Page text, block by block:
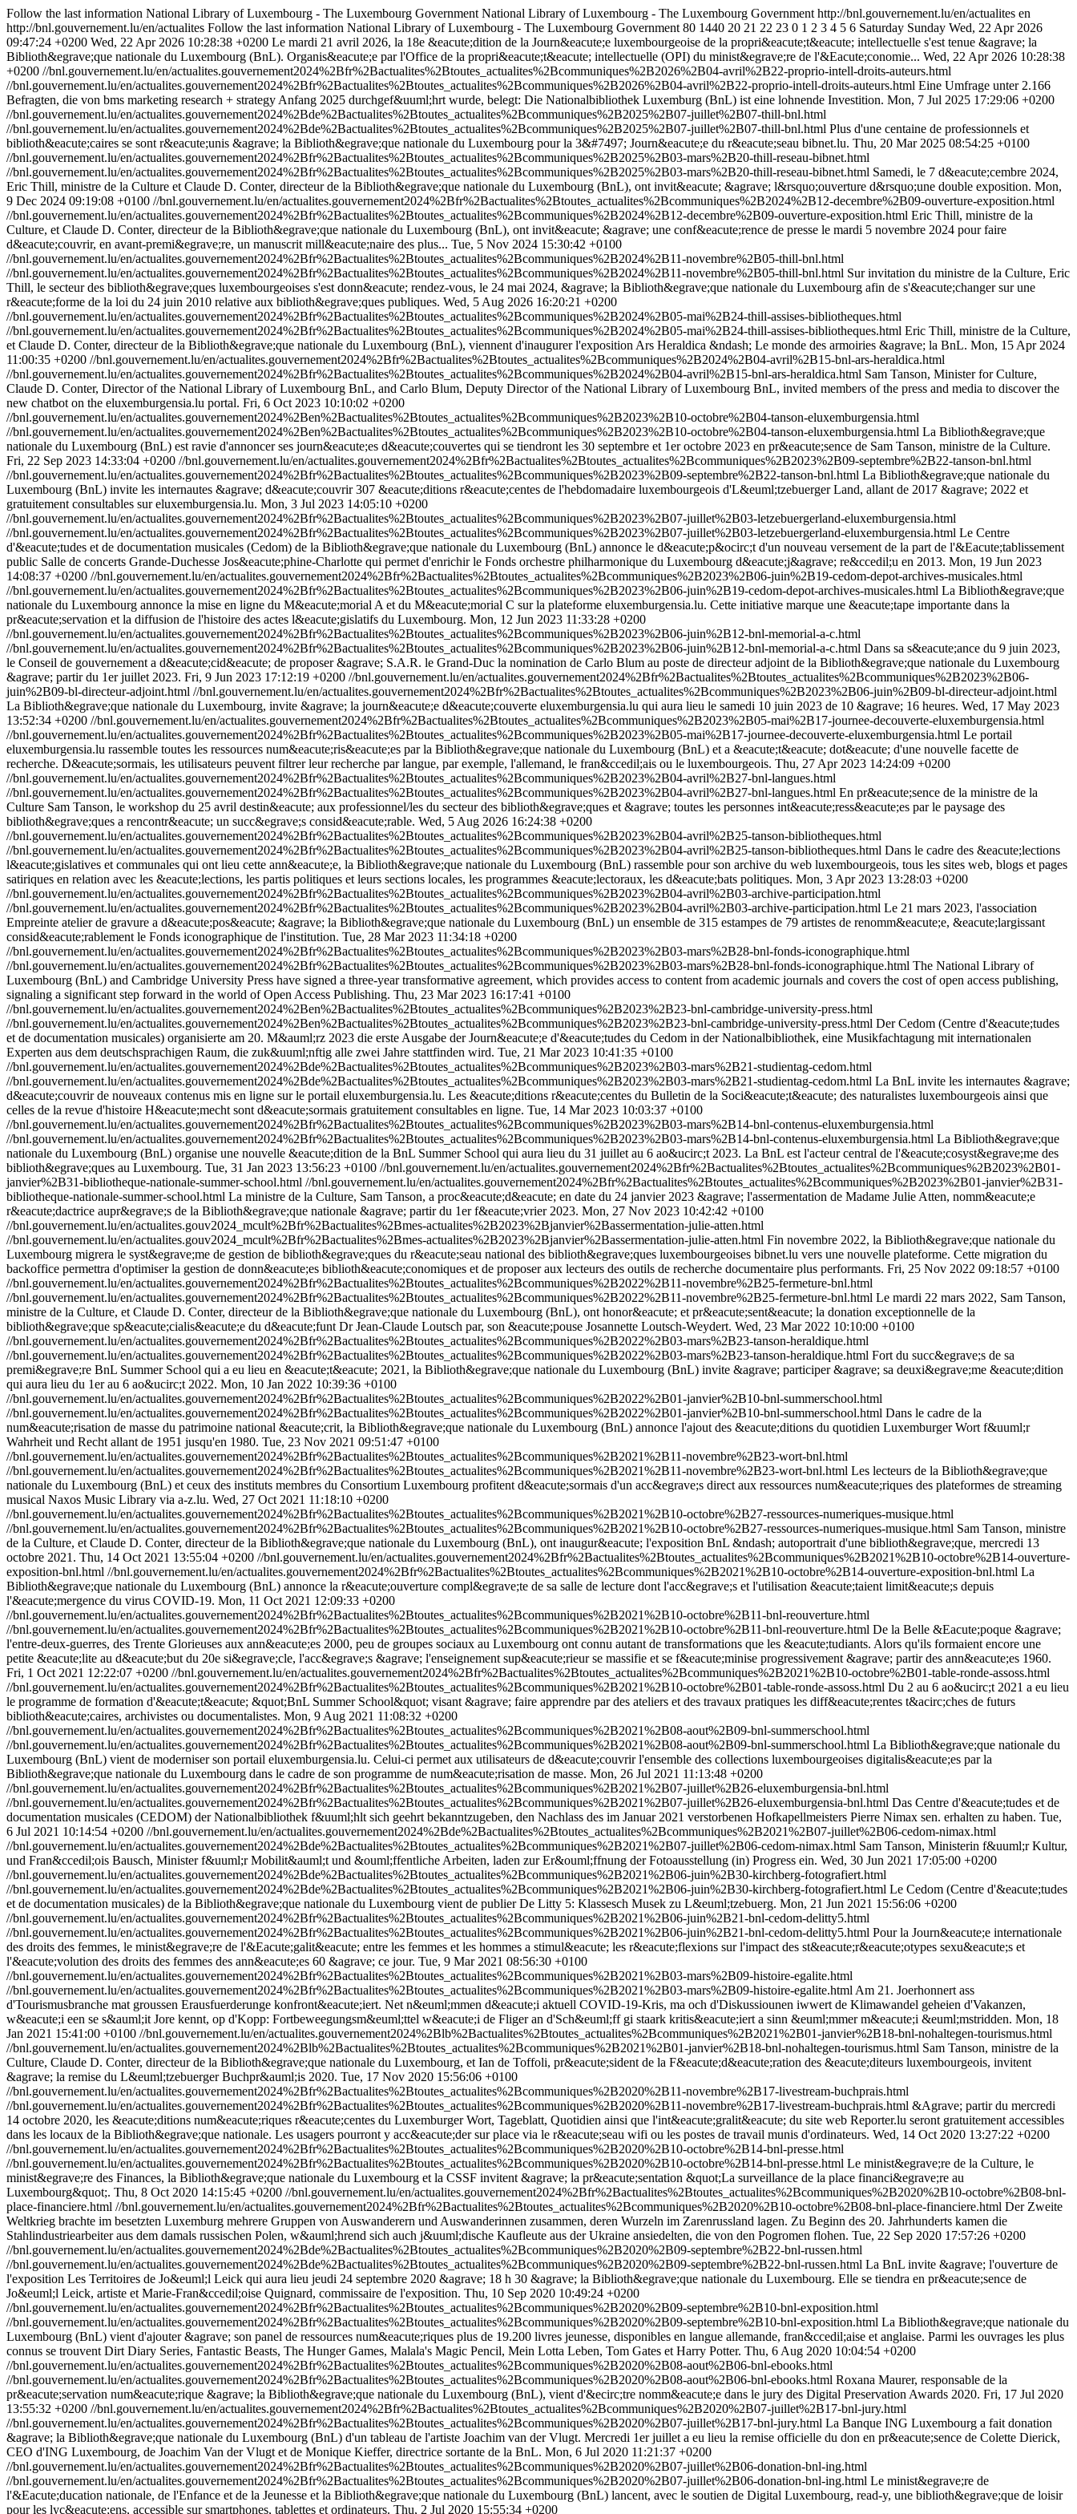
Follow the last information National Library of Luxembourg - The Luxembourg Government National Library of Luxembourg - The Luxembourg Government http://bnl.gouvernement.lu/en/actualites en
http://bnl.gouvernement.lu/en/actualites Follow the last information National Library of Luxembourg - The Luxembourg Government 80 1440 20 21 22 23 0 1 2 3 4 5 6 Saturday Sunday Wed, 22 Apr 2026
09:47:24 +0200 Wed, 22 Apr 2026 10:28:38 +0200 Le mardi 21 avril 2026, la 18e &eacute;dition de la Journ&eacute;e luxembourgeoise de la propri&eacute;t&eacute; intellectuelle s'est tenue &agrave; la
Biblioth&egrave;que nationale du Luxembourg (BnL). Organis&eacute;e par l'Office de la propri&eacute;t&eacute; intellectuelle (OPI) du minist&egrave;re de l'&Eacute;conomie... Wed, 22 Apr 2026 10:28:38
+0200 //bnl.gouvernement.lu/en/actualites.gouvernement2024%2Bfr%2Bactualites%2Btoutes_actualites%2Bcommuniques%2B2026%2B04-avril%2B22-proprio-intell-droits-auteurs.html
//bnl.gouvernement.lu/en/actualites.gouvernement2024%2Bfr%2Bactualites%2Btoutes_actualites%2Bcommuniques%2B2026%2B04-avril%2B22-proprio-intell-droits-auteurs.html Eine Umfrage unter 2.166
Befragten, die von bms marketing research + strategy Anfang 2025 durchgef&uuml;hrt wurde, belegt: Die Nationalbibliothek Luxemburg (BnL) ist eine lohnende Investition. Mon, 7 Jul 2025 17:29:06 +0200
//bnl.gouvernement.lu/en/actualites.gouvernement2024%2Bde%2Bactualites%2Btoutes_actualites%2Bcommuniques%2B2025%2B07-juillet%2B07-thill-bnl.html
//bnl.gouvernement.lu/en/actualites.gouvernement2024%2Bde%2Bactualites%2Btoutes_actualites%2Bcommuniques%2B2025%2B07-juillet%2B07-thill-bnl.html Plus d'une centaine de professionnels et
biblioth&eacute;caires se sont r&eacute;unis &agrave; la Biblioth&egrave;que nationale du Luxembourg pour la 3&#7497; Journ&eacute;e du r&eacute;seau bibnet.lu. Thu, 20 Mar 2025 08:54:25 +0100
//bnl.gouvernement.lu/en/actualites.gouvernement2024%2Bfr%2Bactualites%2Btoutes_actualites%2Bcommuniques%2B2025%2B03-mars%2B20-thill-reseau-bibnet.html
//bnl.gouvernement.lu/en/actualites.gouvernement2024%2Bfr%2Bactualites%2Btoutes_actualites%2Bcommuniques%2B2025%2B03-mars%2B20-thill-reseau-bibnet.html Samedi, le 7 d&eacute;cembre 2024,
Eric Thill, ministre de la Culture et Claude D. Conter, directeur de la Biblioth&egrave;que nationale du Luxembourg (BnL), ont invit&eacute; &agrave; l&rsquo;ouverture d&rsquo;une double exposition. Mon,
9 Dec 2024 09:19:08 +0100 //bnl.gouvernement.lu/en/actualites.gouvernement2024%2Bfr%2Bactualites%2Btoutes_actualites%2Bcommuniques%2B2024%2B12-decembre%2B09-ouverture-exposition.html
//bnl.gouvernement.lu/en/actualites.gouvernement2024%2Bfr%2Bactualites%2Btoutes_actualites%2Bcommuniques%2B2024%2B12-decembre%2B09-ouverture-exposition.html Eric Thill, ministre de la
Culture, et Claude D. Conter, directeur de la Biblioth&egrave;que nationale du Luxembourg (BnL), ont invit&eacute; &agrave; une conf&eacute;rence de presse le mardi 5 novembre 2024 pour faire
d&eacute;couvrir, en avant-premi&egrave;re, un manuscrit mill&eacute;naire des plus... Tue, 5 Nov 2024 15:30:42 +0100
//bnl.gouvernement.lu/en/actualites.gouvernement2024%2Bfr%2Bactualites%2Btoutes_actualites%2Bcommuniques%2B2024%2B11-novembre%2B05-thill-bnl.html
//bnl.gouvernement.lu/en/actualites.gouvernement2024%2Bfr%2Bactualites%2Btoutes_actualites%2Bcommuniques%2B2024%2B11-novembre%2B05-thill-bnl.html Sur invitation du ministre de la Culture, Eric
Thill, le secteur des biblioth&egrave;ques luxembourgeoises s'est donn&eacute; rendez-vous, le 24 mai 2024, &agrave; la Biblioth&egrave;que nationale du Luxembourg afin de s'&eacute;changer sur une
r&eacute;forme de la loi du 24 juin 2010 relative aux biblioth&egrave;ques publiques. Wed, 5 Aug 2026 16:20:21 +0200
//bnl.gouvernement.lu/en/actualites.gouvernement2024%2Bfr%2Bactualites%2Btoutes_actualites%2Bcommuniques%2B2024%2B05-mai%2B24-thill-assises-bibliotheques.html
//bnl.gouvernement.lu/en/actualites.gouvernement2024%2Bfr%2Bactualites%2Btoutes_actualites%2Bcommuniques%2B2024%2B05-mai%2B24-thill-assises-bibliotheques.html Eric Thill, ministre de la Culture,
et Claude D. Conter, directeur de la Biblioth&egrave;que nationale du Luxembourg (BnL), viennent d'inaugurer l'exposition Ars Heraldica &ndash; Le monde des armoiries &agrave; la BnL. Mon, 15 Apr 2024
11:00:35 +0200 //bnl.gouvernement.lu/en/actualites.gouvernement2024%2Bfr%2Bactualites%2Btoutes_actualites%2Bcommuniques%2B2024%2B04-avril%2B15-bnl-ars-heraldica.html
//bnl.gouvernement.lu/en/actualites.gouvernement2024%2Bfr%2Bactualites%2Btoutes_actualites%2Bcommuniques%2B2024%2B04-avril%2B15-bnl-ars-heraldica.html Sam Tanson, Minister for Culture,
Claude D. Conter, Director of the National Library of Luxembourg BnL, and Carlo Blum, Deputy Director of the National Library of Luxembourg BnL, invited members of the press and media to discover the
new chatbot on the eluxemburgensia.lu portal. Fri, 6 Oct 2023 10:10:02 +0200
//bnl.gouvernement.lu/en/actualites.gouvernement2024%2Ben%2Bactualites%2Btoutes_actualites%2Bcommuniques%2B2023%2B10-octobre%2B04-tanson-eluxemburgensia.html
//bnl.gouvernement.lu/en/actualites.gouvernement2024%2Ben%2Bactualites%2Btoutes_actualites%2Bcommuniques%2B2023%2B10-octobre%2B04-tanson-eluxemburgensia.html La Biblioth&egrave;que
nationale du Luxembourg (BnL) est ravie d'annoncer ses journ&eacute;es d&eacute;couvertes qui se tiendront les 30 septembre et 1er octobre 2023 en pr&eacute;sence de Sam Tanson, ministre de la Culture.
Fri, 22 Sep 2023 14:33:04 +0200 //bnl.gouvernement.lu/en/actualites.gouvernement2024%2Bfr%2Bactualites%2Btoutes_actualites%2Bcommuniques%2B2023%2B09-septembre%2B22-tanson-bnl.html
//bnl.gouvernement.lu/en/actualites.gouvernement2024%2Bfr%2Bactualites%2Btoutes_actualites%2Bcommuniques%2B2023%2B09-septembre%2B22-tanson-bnl.html La Biblioth&egrave;que nationale du
Luxembourg (BnL) invite les internautes &agrave; d&eacute;couvrir 307 &eacute;ditions r&eacute;centes de l'hebdomadaire luxembourgeois d'L&euml;tzebuerger Land, allant de 2017 &agrave; 2022 et
gratuitement consultables sur eluxemburgensia.lu. Mon, 3 Jul 2023 14:05:10 +0200
//bnl.gouvernement.lu/en/actualites.gouvernement2024%2Bfr%2Bactualites%2Btoutes_actualites%2Bcommuniques%2B2023%2B07-juillet%2B03-letzebuergerland-eluxemburgensia.html
//bnl.gouvernement.lu/en/actualites.gouvernement2024%2Bfr%2Bactualites%2Btoutes_actualites%2Bcommuniques%2B2023%2B07-juillet%2B03-letzebuergerland-eluxemburgensia.html Le Centre
d'&eacute;tudes et de documentation musicales (Cedom) de la Biblioth&egrave;que nationale du Luxembourg (BnL) annonce le d&eacute;p&ocirc;t d'un nouveau versement de la part de l'&Eacute;tablissement
public Salle de concerts Grande-Duchesse Jos&eacute;phine-Charlotte qui permet d'enrichir le Fonds orchestre philharmonique du Luxembourg d&eacute;j&agrave; re&ccedil;u en 2013. Mon, 19 Jun 2023
14:08:37 +0200 //bnl.gouvernement.lu/en/actualites.gouvernement2024%2Bfr%2Bactualites%2Btoutes_actualites%2Bcommuniques%2B2023%2B06-juin%2B19-cedom-depot-archives-musicales.html
//bnl.gouvernement.lu/en/actualites.gouvernement2024%2Bfr%2Bactualites%2Btoutes_actualites%2Bcommuniques%2B2023%2B06-juin%2B19-cedom-depot-archives-musicales.html La Biblioth&egrave;que
nationale du Luxembourg annonce la mise en ligne du M&eacute;morial A et du M&eacute;morial C sur la plateforme eluxemburgensia.lu. Cette initiative marque une &eacute;tape importante dans la
pr&eacute;servation et la diffusion de l'histoire des actes l&eacute;gislatifs du Luxembourg. Mon, 12 Jun 2023 11:33:28 +0200
//bnl.gouvernement.lu/en/actualites.gouvernement2024%2Bfr%2Bactualites%2Btoutes_actualites%2Bcommuniques%2B2023%2B06-juin%2B12-bnl-memorial-a-c.html
//bnl.gouvernement.lu/en/actualites.gouvernement2024%2Bfr%2Bactualites%2Btoutes_actualites%2Bcommuniques%2B2023%2B06-juin%2B12-bnl-memorial-a-c.html Dans sa s&eacute;ance du 9 juin 2023,
le Conseil de gouvernement a d&eacute;cid&eacute; de proposer &agrave; S.A.R. le Grand-Duc la nomination de Carlo Blum au poste de directeur adjoint de la Biblioth&egrave;que nationale du Luxembourg
&agrave; partir du 1er juillet 2023. Fri, 9 Jun 2023 17:12:19 +0200 //bnl.gouvernement.lu/en/actualites.gouvernement2024%2Bfr%2Bactualites%2Btoutes_actualites%2Bcommuniques%2B2023%2B06-
juin%2B09-bl-directeur-adjoint.html //bnl.gouvernement.lu/en/actualites.gouvernement2024%2Bfr%2Bactualites%2Btoutes_actualites%2Bcommuniques%2B2023%2B06-juin%2B09-bl-directeur-adjoint.html
La Biblioth&egrave;que nationale du Luxembourg, invite &agrave; la journ&eacute;e d&eacute;couverte eluxemburgensia.lu qui aura lieu le samedi 10 juin 2023 de 10 &agrave; 16 heures. Wed, 17 May 2023
13:52:34 +0200 //bnl.gouvernement.lu/en/actualites.gouvernement2024%2Bfr%2Bactualites%2Btoutes_actualites%2Bcommuniques%2B2023%2B05-mai%2B17-journee-decouverte-eluxemburgensia.html
//bnl.gouvernement.lu/en/actualites.gouvernement2024%2Bfr%2Bactualites%2Btoutes_actualites%2Bcommuniques%2B2023%2B05-mai%2B17-journee-decouverte-eluxemburgensia.html Le portail
eluxemburgensia.lu rassemble toutes les ressources num&eacute;ris&eacute;es par la Biblioth&egrave;que nationale du Luxembourg (BnL) et a &eacute;t&eacute; dot&eacute; d'une nouvelle facette de
recherche. D&eacute;sormais, les utilisateurs peuvent filtrer leur recherche par langue, par exemple, l'allemand, le fran&ccedil;ais ou le luxembourgeois. Thu, 27 Apr 2023 14:24:09 +0200
//bnl.gouvernement.lu/en/actualites.gouvernement2024%2Bfr%2Bactualites%2Btoutes_actualites%2Bcommuniques%2B2023%2B04-avril%2B27-bnl-langues.html
//bnl.gouvernement.lu/en/actualites.gouvernement2024%2Bfr%2Bactualites%2Btoutes_actualites%2Bcommuniques%2B2023%2B04-avril%2B27-bnl-langues.html En pr&eacute;sence de la ministre de la
Culture Sam Tanson, le workshop du 25 avril destin&eacute; aux professionnel/les du secteur des biblioth&egrave;ques et &agrave; toutes les personnes int&eacute;ress&eacute;es par le paysage des
biblioth&egrave;ques a rencontr&eacute; un succ&egrave;s consid&eacute;rable. Wed, 5 Aug 2026 16:24:38 +0200
//bnl.gouvernement.lu/en/actualites.gouvernement2024%2Bfr%2Bactualites%2Btoutes_actualites%2Bcommuniques%2B2023%2B04-avril%2B25-tanson-bibliotheques.html
//bnl.gouvernement.lu/en/actualites.gouvernement2024%2Bfr%2Bactualites%2Btoutes_actualites%2Bcommuniques%2B2023%2B04-avril%2B25-tanson-bibliotheques.html Dans le cadre des &eacute;lections
l&eacute;gislatives et communales qui ont lieu cette ann&eacute;e, la Biblioth&egrave;que nationale du Luxembourg (BnL) rassemble pour son archive du web luxembourgeois, tous les sites web, blogs et pages
satiriques en relation avec les &eacute;lections, les partis politiques et leurs sections locales, les programmes &eacute;lectoraux, les d&eacute;bats politiques. Mon, 3 Apr 2023 13:28:03 +0200
//bnl.gouvernement.lu/en/actualites.gouvernement2024%2Bfr%2Bactualites%2Btoutes_actualites%2Bcommuniques%2B2023%2B04-avril%2B03-archive-participation.html
//bnl.gouvernement.lu/en/actualites.gouvernement2024%2Bfr%2Bactualites%2Btoutes_actualites%2Bcommuniques%2B2023%2B04-avril%2B03-archive-participation.html Le 21 mars 2023, l'association
Empreinte atelier de gravure a d&eacute;pos&eacute; &agrave; la Biblioth&egrave;que nationale du Luxembourg (BnL) un ensemble de 315 estampes de 79 artistes de renomm&eacute;e, &eacute;largissant
consid&eacute;rablement le Fonds iconographique de l'institution. Tue, 28 Mar 2023 11:34:18 +0200
//bnl.gouvernement.lu/en/actualites.gouvernement2024%2Bfr%2Bactualites%2Btoutes_actualites%2Bcommuniques%2B2023%2B03-mars%2B28-bnl-fonds-iconographique.html
//bnl.gouvernement.lu/en/actualites.gouvernement2024%2Bfr%2Bactualites%2Btoutes_actualites%2Bcommuniques%2B2023%2B03-mars%2B28-bnl-fonds-iconographique.html The National Library of
Luxembourg (BnL) and Cambridge University Press have signed a three-year transformative agreement, which provides access to content from academic journals and covers the cost of open access publishing,
signaling a significant step forward in the world of Open Access Publishing. Thu, 23 Mar 2023 16:17:41 +0100
//bnl.gouvernement.lu/en/actualites.gouvernement2024%2Ben%2Bactualites%2Btoutes_actualites%2Bcommuniques%2B2023%2B23-bnl-cambridge-university-press.html
//bnl.gouvernement.lu/en/actualites.gouvernement2024%2Ben%2Bactualites%2Btoutes_actualites%2Bcommuniques%2B2023%2B23-bnl-cambridge-university-press.html Der Cedom (Centre d'&eacute;tudes
et de documentation musicales) organisierte am 20. M&auml;rz 2023 die erste Ausgabe der Journ&eacute;e d'&eacute;tudes du Cedom in der Nationalbibliothek, eine Musikfachtagung mit internationalen
Experten aus dem deutschsprachigen Raum, die zuk&uuml;nftig alle zwei Jahre stattfinden wird. Tue, 21 Mar 2023 10:41:35 +0100
//bnl.gouvernement.lu/en/actualites.gouvernement2024%2Bde%2Bactualites%2Btoutes_actualites%2Bcommuniques%2B2023%2B03-mars%2B21-studientag-cedom.html
//bnl.gouvernement.lu/en/actualites.gouvernement2024%2Bde%2Bactualites%2Btoutes_actualites%2Bcommuniques%2B2023%2B03-mars%2B21-studientag-cedom.html La BnL invite les internautes &agrave;
d&eacute;couvrir de nouveaux contenus mis en ligne sur le portail eluxemburgensia.lu. Les &eacute;ditions r&eacute;centes du Bulletin de la Soci&eacute;t&eacute; des naturalistes luxembourgeois ainsi que
celles de la revue d'histoire H&eacute;mecht sont d&eacute;sormais gratuitement consultables en ligne. Tue, 14 Mar 2023 10:03:37 +0100
//bnl.gouvernement.lu/en/actualites.gouvernement2024%2Bfr%2Bactualites%2Btoutes_actualites%2Bcommuniques%2B2023%2B03-mars%2B14-bnl-contenus-eluxemburgensia.html
//bnl.gouvernement.lu/en/actualites.gouvernement2024%2Bfr%2Bactualites%2Btoutes_actualites%2Bcommuniques%2B2023%2B03-mars%2B14-bnl-contenus-eluxemburgensia.html La Biblioth&egrave;que
nationale du Luxembourg (BnL) organise une nouvelle &eacute;dition de la BnL Summer School qui aura lieu du 31 juillet au 6 ao&ucirc;t 2023. La BnL est l'acteur central de l'&eacute;cosyst&egrave;me des
biblioth&egrave;ques au Luxembourg. Tue, 31 Jan 2023 13:56:23 +0100 //bnl.gouvernement.lu/en/actualites.gouvernement2024%2Bfr%2Bactualites%2Btoutes_actualites%2Bcommuniques%2B2023%2B01-
janvier%2B31-bibliotheque-nationale-summer-school.html //bnl.gouvernement.lu/en/actualites.gouvernement2024%2Bfr%2Bactualites%2Btoutes_actualites%2Bcommuniques%2B2023%2B01-janvier%2B31-
bibliotheque-nationale-summer-school.html La ministre de la Culture, Sam Tanson, a proc&eacute;d&eacute; en date du 24 janvier 2023 &agrave; l'assermentation de Madame Julie Atten, nomm&eacute;e
r&eacute;dactrice aupr&egrave;s de la Biblioth&egrave;que nationale &agrave; partir du 1er f&eacute;vrier 2023. Mon, 27 Nov 2023 10:42:42 +0100
//bnl.gouvernement.lu/en/actualites.gouv2024_mcult%2Bfr%2Bactualites%2Bmes-actualites%2B2023%2Bjanvier%2Bassermentation-julie-atten.html
//bnl.gouvernement.lu/en/actualites.gouv2024_mcult%2Bfr%2Bactualites%2Bmes-actualites%2B2023%2Bjanvier%2Bassermentation-julie-atten.html Fin novembre 2022, la Biblioth&egrave;que nationale du
Luxembourg migrera le syst&egrave;me de gestion de biblioth&egrave;ques du r&eacute;seau national des biblioth&egrave;ques luxembourgeoises bibnet.lu vers une nouvelle plateforme. Cette migration du
backoffice permettra d'optimiser la gestion de donn&eacute;es biblioth&eacute;conomiques et de proposer aux lecteurs des outils de recherche documentaire plus performants. Fri, 25 Nov 2022 09:18:57 +0100
//bnl.gouvernement.lu/en/actualites.gouvernement2024%2Bfr%2Bactualites%2Btoutes_actualites%2Bcommuniques%2B2022%2B11-novembre%2B25-fermeture-bnl.html
//bnl.gouvernement.lu/en/actualites.gouvernement2024%2Bfr%2Bactualites%2Btoutes_actualites%2Bcommuniques%2B2022%2B11-novembre%2B25-fermeture-bnl.html Le mardi 22 mars 2022, Sam Tanson,
ministre de la Culture, et Claude D. Conter, directeur de la Biblioth&egrave;que nationale du Luxembourg (BnL), ont honor&eacute; et pr&eacute;sent&eacute; la donation exceptionnelle de la
biblioth&egrave;que sp&eacute;cialis&eacute;e du d&eacute;funt Dr Jean-Claude Loutsch par, son &eacute;pouse Josannette Loutsch-Weydert. Wed, 23 Mar 2022 10:10:00 +0100
//bnl.gouvernement.lu/en/actualites.gouvernement2024%2Bfr%2Bactualites%2Btoutes_actualites%2Bcommuniques%2B2022%2B03-mars%2B23-tanson-heraldique.html
//bnl.gouvernement.lu/en/actualites.gouvernement2024%2Bfr%2Bactualites%2Btoutes_actualites%2Bcommuniques%2B2022%2B03-mars%2B23-tanson-heraldique.html Fort du succ&egrave;s de sa
premi&egrave;re BnL Summer School qui a eu lieu en &eacute;t&eacute; 2021, la Biblioth&egrave;que nationale du Luxembourg (BnL) invite &agrave; participer &agrave; sa deuxi&egrave;me &eacute;dition
qui aura lieu du 1er au 6 ao&ucirc;t 2022. Mon, 10 Jan 2022 10:39:36 +0100
//bnl.gouvernement.lu/en/actualites.gouvernement2024%2Bfr%2Bactualites%2Btoutes_actualites%2Bcommuniques%2B2022%2B01-janvier%2B10-bnl-summerschool.html
//bnl.gouvernement.lu/en/actualites.gouvernement2024%2Bfr%2Bactualites%2Btoutes_actualites%2Bcommuniques%2B2022%2B01-janvier%2B10-bnl-summerschool.html Dans le cadre de la
num&eacute;risation de masse du patrimoine national &eacute;crit, la Biblioth&egrave;que nationale du Luxembourg (BnL) annonce l'ajout des &eacute;ditions du quotidien Luxemburger Wort f&uuml;r
Wahrheit und Recht allant de 1951 jusqu'en 1980. Tue, 23 Nov 2021 09:51:47 +0100
//bnl.gouvernement.lu/en/actualites.gouvernement2024%2Bfr%2Bactualites%2Btoutes_actualites%2Bcommuniques%2B2021%2B11-novembre%2B23-wort-bnl.html
//bnl.gouvernement.lu/en/actualites.gouvernement2024%2Bfr%2Bactualites%2Btoutes_actualites%2Bcommuniques%2B2021%2B11-novembre%2B23-wort-bnl.html Les lecteurs de la Biblioth&egrave;que
nationale du Luxembourg (BnL) et ceux des instituts membres du Consortium Luxembourg profitent d&eacute;sormais d'un acc&egrave;s direct aux ressources num&eacute;riques des plateformes de streaming
musical Naxos Music Library via a-z.lu. Wed, 27 Oct 2021 11:18:10 +0200
//bnl.gouvernement.lu/en/actualites.gouvernement2024%2Bfr%2Bactualites%2Btoutes_actualites%2Bcommuniques%2B2021%2B10-octobre%2B27-ressources-numeriques-musique.html
//bnl.gouvernement.lu/en/actualites.gouvernement2024%2Bfr%2Bactualites%2Btoutes_actualites%2Bcommuniques%2B2021%2B10-octobre%2B27-ressources-numeriques-musique.html Sam Tanson, ministre
de la Culture, et Claude D. Conter, directeur de la Biblioth&egrave;que nationale du Luxembourg (BnL), ont inaugur&eacute; l'exposition BnL &ndash; autoportrait d'une biblioth&egrave;que, mercredi 13
octobre 2021. Thu, 14 Oct 2021 13:55:04 +0200 //bnl.gouvernement.lu/en/actualites.gouvernement2024%2Bfr%2Bactualites%2Btoutes_actualites%2Bcommuniques%2B2021%2B10-octobre%2B14-ouverture-
exposition-bnl.html //bnl.gouvernement.lu/en/actualites.gouvernement2024%2Bfr%2Bactualites%2Btoutes_actualites%2Bcommuniques%2B2021%2B10-octobre%2B14-ouverture-exposition-bnl.html La
Biblioth&egrave;que nationale du Luxembourg (BnL) annonce la r&eacute;ouverture compl&egrave;te de sa salle de lecture dont l'acc&egrave;s et l'utilisation &eacute;taient limit&eacute;s depuis
l'&eacute;mergence du virus COVID-19. Mon, 11 Oct 2021 12:09:33 +0200
//bnl.gouvernement.lu/en/actualites.gouvernement2024%2Bfr%2Bactualites%2Btoutes_actualites%2Bcommuniques%2B2021%2B10-octobre%2B11-bnl-reouverture.html
//bnl.gouvernement.lu/en/actualites.gouvernement2024%2Bfr%2Bactualites%2Btoutes_actualites%2Bcommuniques%2B2021%2B10-octobre%2B11-bnl-reouverture.html De la Belle &Eacute;poque &agrave;
l'entre-deux-guerres, des Trente Glorieuses aux ann&eacute;es 2000, peu de groupes sociaux au Luxembourg ont connu autant de transformations que les &eacute;tudiants. Alors qu'ils formaient encore une
petite &eacute;lite au d&eacute;but du 20e si&egrave;cle, l'acc&egrave;s &agrave; l'enseignement sup&eacute;rieur se massifie et se f&eacute;minise progressivement &agrave; partir des ann&eacute;es 1960.
Fri, 1 Oct 2021 12:22:07 +0200 //bnl.gouvernement.lu/en/actualites.gouvernement2024%2Bfr%2Bactualites%2Btoutes_actualites%2Bcommuniques%2B2021%2B10-octobre%2B01-table-ronde-assoss.html
//bnl.gouvernement.lu/en/actualites.gouvernement2024%2Bfr%2Bactualites%2Btoutes_actualites%2Bcommuniques%2B2021%2B10-octobre%2B01-table-ronde-assoss.html Du 2 au 6 ao&ucirc;t 2021 a eu lieu
le programme de formation d'&eacute;t&eacute; &quot;BnL Summer School&quot; visant &agrave; faire apprendre par des ateliers et des travaux pratiques les diff&eacute;rentes t&acirc;ches de futurs
biblioth&eacute;caires, archivistes ou documentalistes. Mon, 9 Aug 2021 11:08:32 +0200
//bnl.gouvernement.lu/en/actualites.gouvernement2024%2Bfr%2Bactualites%2Btoutes_actualites%2Bcommuniques%2B2021%2B08-aout%2B09-bnl-summerschool.html
//bnl.gouvernement.lu/en/actualites.gouvernement2024%2Bfr%2Bactualites%2Btoutes_actualites%2Bcommuniques%2B2021%2B08-aout%2B09-bnl-summerschool.html La Biblioth&egrave;que nationale du
Luxembourg (BnL) vient de moderniser son portail eluxemburgensia.lu. Celui-ci permet aux utilisateurs de d&eacute;couvrir l'ensemble des collections luxembourgeoises digitalis&eacute;es par la
Biblioth&egrave;que nationale du Luxembourg dans le cadre de son programme de num&eacute;risation de masse. Mon, 26 Jul 2021 11:13:48 +0200
//bnl.gouvernement.lu/en/actualites.gouvernement2024%2Bfr%2Bactualites%2Btoutes_actualites%2Bcommuniques%2B2021%2B07-juillet%2B26-eluxemburgensia-bnl.html
//bnl.gouvernement.lu/en/actualites.gouvernement2024%2Bfr%2Bactualites%2Btoutes_actualites%2Bcommuniques%2B2021%2B07-juillet%2B26-eluxemburgensia-bnl.html Das Centre d'&eacute;tudes et de
documentation musicales (CEDOM) der Nationalbibliothek f&uuml;hlt sich geehrt bekanntzugeben, den Nachlass des im Januar 2021 verstorbenen Hofkapellmeisters Pierre Nimax sen. erhalten zu haben. Tue,
6 Jul 2021 10:14:54 +0200 //bnl.gouvernement.lu/en/actualites.gouvernement2024%2Bde%2Bactualites%2Btoutes_actualites%2Bcommuniques%2B2021%2B07-juillet%2B06-cedom-nimax.html
//bnl.gouvernement.lu/en/actualites.gouvernement2024%2Bde%2Bactualites%2Btoutes_actualites%2Bcommuniques%2B2021%2B07-juillet%2B06-cedom-nimax.html Sam Tanson, Ministerin f&uuml;r Kultur,
und Fran&ccedil;ois Bausch, Minister f&uuml;r Mobilit&auml;t und &ouml;ffentliche Arbeiten, laden zur Er&ouml;ffnung der Fotoausstellung (in) Progress ein. Wed, 30 Jun 2021 17:05:00 +0200
//bnl.gouvernement.lu/en/actualites.gouvernement2024%2Bde%2Bactualites%2Btoutes_actualites%2Bcommuniques%2B2021%2B06-juin%2B30-kirchberg-fotografiert.html
//bnl.gouvernement.lu/en/actualites.gouvernement2024%2Bde%2Bactualites%2Btoutes_actualites%2Bcommuniques%2B2021%2B06-juin%2B30-kirchberg-fotografiert.html Le Cedom (Centre d'&eacute;tudes
et de documentation musicales) de la Biblioth&egrave;que nationale du Luxembourg vient de publier De Litty 5: Klassesch Musek zu L&euml;tzebuerg. Mon, 21 Jun 2021 15:56:06 +0200
//bnl.gouvernement.lu/en/actualites.gouvernement2024%2Bfr%2Bactualites%2Btoutes_actualites%2Bcommuniques%2B2021%2B06-juin%2B21-bnl-cedom-delitty5.html
//bnl.gouvernement.lu/en/actualites.gouvernement2024%2Bfr%2Bactualites%2Btoutes_actualites%2Bcommuniques%2B2021%2B06-juin%2B21-bnl-cedom-delitty5.html Pour la Journ&eacute;e internationale
des droits des femmes, le minist&egrave;re de l'&Eacute;galit&eacute; entre les femmes et les hommes a stimul&eacute; les r&eacute;flexions sur l'impact des st&eacute;r&eacute;otypes sexu&eacute;s et
l'&eacute;volution des droits des femmes des ann&eacute;es 60 &agrave; ce jour. Tue, 9 Mar 2021 08:56:30 +0100
//bnl.gouvernement.lu/en/actualites.gouvernement2024%2Bfr%2Bactualites%2Btoutes_actualites%2Bcommuniques%2B2021%2B03-mars%2B09-histoire-egalite.html
//bnl.gouvernement.lu/en/actualites.gouvernement2024%2Bfr%2Bactualites%2Btoutes_actualites%2Bcommuniques%2B2021%2B03-mars%2B09-histoire-egalite.html Am 21. Joerhonnert ass
d'Tourismusbranche mat groussen Erausfuerderunge konfront&eacute;iert. Net n&euml;mmen d&eacute;i aktuell COVID-19-Kris, ma och d'Diskussiounen iwwert de Klimawandel geheien d'Vakanzen,
w&eacute;i een se s&auml;it Jore kennt, op d'Kopp: Fortbeweegungsm&euml;ttel w&eacute;i de Fliger an d'Sch&euml;ff gi staark kritis&eacute;iert a sinn &euml;mmer m&eacute;i &euml;mstridden. Mon, 18
Jan 2021 15:41:00 +0100 //bnl.gouvernement.lu/en/actualites.gouvernement2024%2Blb%2Bactualites%2Btoutes_actualites%2Bcommuniques%2B2021%2B01-janvier%2B18-bnl-nohaltegen-tourismus.html
//bnl.gouvernement.lu/en/actualites.gouvernement2024%2Blb%2Bactualites%2Btoutes_actualites%2Bcommuniques%2B2021%2B01-janvier%2B18-bnl-nohaltegen-tourismus.html Sam Tanson, ministre de la
Culture, Claude D. Conter, directeur de la Biblioth&egrave;que nationale du Luxembourg, et Ian de Toffoli, pr&eacute;sident de la F&eacute;d&eacute;ration des &eacute;diteurs luxembourgeois, invitent
&agrave; la remise du L&euml;tzebuerger Buchpr&auml;is 2020. Tue, 17 Nov 2020 15:56:06 +0100
//bnl.gouvernement.lu/en/actualites.gouvernement2024%2Bfr%2Bactualites%2Btoutes_actualites%2Bcommuniques%2B2020%2B11-novembre%2B17-livestream-buchprais.html
//bnl.gouvernement.lu/en/actualites.gouvernement2024%2Bfr%2Bactualites%2Btoutes_actualites%2Bcommuniques%2B2020%2B11-novembre%2B17-livestream-buchprais.html &Agrave; partir du mercredi
14 octobre 2020, les &eacute;ditions num&eacute;riques r&eacute;centes du Luxemburger Wort, Tageblatt, Quotidien ainsi que l'int&eacute;gralit&eacute; du site web Reporter.lu seront gratuitement accessibles
dans les locaux de la Biblioth&egrave;que nationale. Les usagers pourront y acc&eacute;der sur place via le r&eacute;seau wifi ou les postes de travail munis d'ordinateurs. Wed, 14 Oct 2020 13:27:22 +0200
//bnl.gouvernement.lu/en/actualites.gouvernement2024%2Bfr%2Bactualites%2Btoutes_actualites%2Bcommuniques%2B2020%2B10-octobre%2B14-bnl-presse.html
//bnl.gouvernement.lu/en/actualites.gouvernement2024%2Bfr%2Bactualites%2Btoutes_actualites%2Bcommuniques%2B2020%2B10-octobre%2B14-bnl-presse.html Le minist&egrave;re de la Culture, le
minist&egrave;re des Finances, la Biblioth&egrave;que nationale du Luxembourg et la CSSF invitent &agrave; la pr&eacute;sentation &quot;La surveillance de la place financi&egrave;re au
Luxembourg&quot;. Thu, 8 Oct 2020 14:15:45 +0200 //bnl.gouvernement.lu/en/actualites.gouvernement2024%2Bfr%2Bactualites%2Btoutes_actualites%2Bcommuniques%2B2020%2B10-octobre%2B08-bnl-
place-financiere.html //bnl.gouvernement.lu/en/actualites.gouvernement2024%2Bfr%2Bactualites%2Btoutes_actualites%2Bcommuniques%2B2020%2B10-octobre%2B08-bnl-place-financiere.html Der Zweite
Weltkrieg brachte im besetzten Luxemburg mehrere Gruppen von Auswanderern und Auswanderinnen zusammen, deren Wurzeln im Zarenrussland lagen. Zu Beginn des 20. Jahrhunderts kamen die
Stahlindustriearbeiter aus dem damals russischen Polen, w&auml;hrend sich auch j&uuml;dische Kaufleute aus der Ukraine ansiedelten, die von den Pogromen flohen. Tue, 22 Sep 2020 17:57:26 +0200
//bnl.gouvernement.lu/en/actualites.gouvernement2024%2Bde%2Bactualites%2Btoutes_actualites%2Bcommuniques%2B2020%2B09-septembre%2B22-bnl-russen.html
//bnl.gouvernement.lu/en/actualites.gouvernement2024%2Bde%2Bactualites%2Btoutes_actualites%2Bcommuniques%2B2020%2B09-septembre%2B22-bnl-russen.html La BnL invite &agrave; l'ouverture de
l'exposition Les Territoires de Jo&euml;l Leick qui aura lieu jeudi 24 septembre 2020 &agrave; 18 h 30 &agrave; la Biblioth&egrave;que nationale du Luxembourg. Elle se tiendra en pr&eacute;sence de
Jo&euml;l Leick, artiste et Marie-Fran&ccedil;oise Quignard, commissaire de l'exposition. Thu, 10 Sep 2020 10:49:24 +0200
//bnl.gouvernement.lu/en/actualites.gouvernement2024%2Bfr%2Bactualites%2Btoutes_actualites%2Bcommuniques%2B2020%2B09-septembre%2B10-bnl-exposition.html
//bnl.gouvernement.lu/en/actualites.gouvernement2024%2Bfr%2Bactualites%2Btoutes_actualites%2Bcommuniques%2B2020%2B09-septembre%2B10-bnl-exposition.html La Biblioth&egrave;que nationale du
Luxembourg (BnL) vient d'ajouter &agrave; son panel de ressources num&eacute;riques plus de 19.200 livres jeunesse, disponibles en langue allemande, fran&ccedil;aise et anglaise. Parmi les ouvrages les plus
connus se trouvent Dirt Diary Series, Fantastic Beasts, The Hunger Games, Malala's Magic Pencil, Mein Lotta Leben, Tom Gates et Harry Potter. Thu, 6 Aug 2020 10:04:54 +0200
//bnl.gouvernement.lu/en/actualites.gouvernement2024%2Bfr%2Bactualites%2Btoutes_actualites%2Bcommuniques%2B2020%2B08-aout%2B06-bnl-ebooks.html
//bnl.gouvernement.lu/en/actualites.gouvernement2024%2Bfr%2Bactualites%2Btoutes_actualites%2Bcommuniques%2B2020%2B08-aout%2B06-bnl-ebooks.html Roxana Maurer, responsable de la
pr&eacute;servation num&eacute;rique &agrave; la Biblioth&egrave;que nationale du Luxembourg (BnL), vient d'&ecirc;tre nomm&eacute;e dans le jury des Digital Preservation Awards 2020. Fri, 17 Jul 2020
13:55:32 +0200 //bnl.gouvernement.lu/en/actualites.gouvernement2024%2Bfr%2Bactualites%2Btoutes_actualites%2Bcommuniques%2B2020%2B07-juillet%2B17-bnl-jury.html
//bnl.gouvernement.lu/en/actualites.gouvernement2024%2Bfr%2Bactualites%2Btoutes_actualites%2Bcommuniques%2B2020%2B07-juillet%2B17-bnl-jury.html La Banque ING Luxembourg a fait donation
&agrave; la Biblioth&egrave;que nationale du Luxembourg (BnL) d'un tableau de l'artiste Joachim van der Vlugt. Mercredi 1er juillet a eu lieu la remise officielle du don en pr&eacute;sence de Colette Dierick,
CEO d'ING Luxembourg, de Joachim Van der Vlugt et de Monique Kieffer, directrice sortante de la BnL. Mon, 6 Jul 2020 11:21:37 +0200
//bnl.gouvernement.lu/en/actualites.gouvernement2024%2Bfr%2Bactualites%2Btoutes_actualites%2Bcommuniques%2B2020%2B07-juillet%2B06-donation-bnl-ing.html
//bnl.gouvernement.lu/en/actualites.gouvernement2024%2Bfr%2Bactualites%2Btoutes_actualites%2Bcommuniques%2B2020%2B07-juillet%2B06-donation-bnl-ing.html Le minist&egrave;re de
l'&Eacute;ducation nationale, de l'Enfance et de la Jeunesse et la Biblioth&egrave;que nationale du Luxembourg (BnL) lancent, avec le soutien de Digital Luxembourg, read-y, une biblioth&egrave;que de loisir
pour les lyc&eacute;ens, accessible sur smartphones, tablettes et ordinateurs. Thu, 2 Jul 2020 15:55:34 +0200